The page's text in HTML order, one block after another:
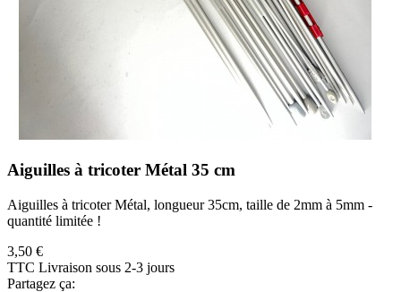
Aiguilles à tricoter Métal 35 cm
Aiguilles à tricoter Métal, longueur 35cm, taille de 2mm à 5mm -
quantité limitée !
3,50 €
TTC Livraison sous 2-3 jours
Partagez ça: